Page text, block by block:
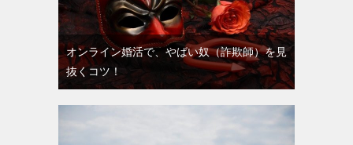
オンライン婚活で、やばい奴（詐欺師）を見
抜くコツ！